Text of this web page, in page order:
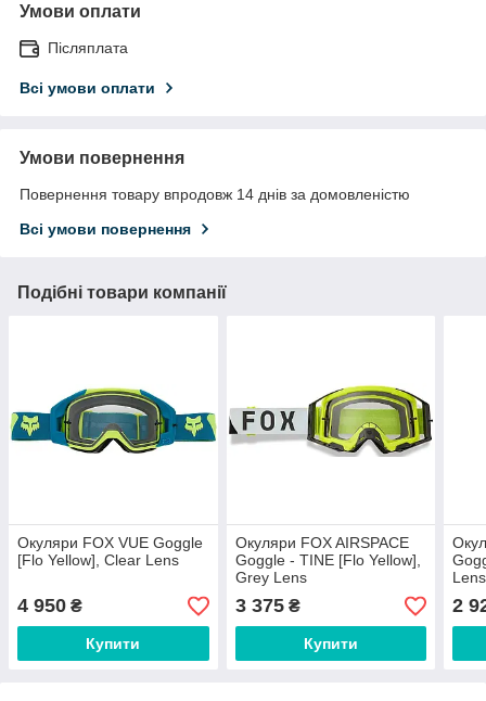
Умови оплати
Післяплата
Всі умови оплати
Умови повернення
Повернення товару впродовж 14 днів за домовленістю
Всі умови повернення
Подібні товари компанії
Окуляри FOX VUE Goggle
[Flo Yellow], Clear Lens
4 950 ₴
Купити
Окуляри FOX AIRSPACE
Goggle - TINE [Flo Yellow],
Grey Lens
3 375₴
Купити
Lens
2